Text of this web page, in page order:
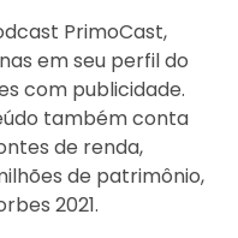
PrimoCast,
em seu perfil do
com publicidade.
também conta
de renda,
de patrimônio,
2021.